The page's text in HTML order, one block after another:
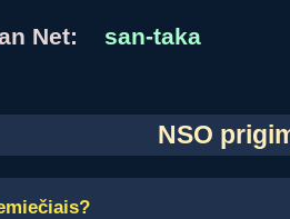
Net: san-taka
NSO